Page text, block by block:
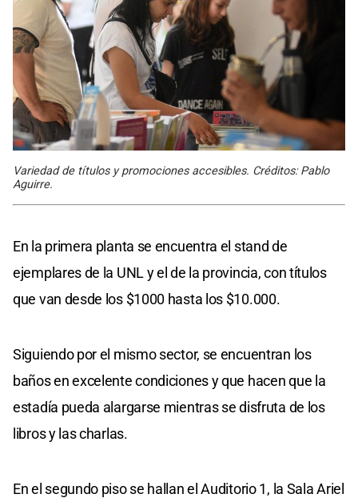
Variedad de títulos y promociones accesibles. Créditos: Pablo
Aguirre.
En la primera planta se encuentra el stand de
ejemplares de la UNL y el de la provincia, con títulos
que van desde los $1000 hasta los $10.000.
Siguiendo por el mismo sector, se encuentran los
baños en excelente condiciones y que hacen que la
estadía pueda alargarse mientras se disfruta de los
libros y las charlas.
En el segundo piso se hallan el Auditorio 1, la Sala Ariel